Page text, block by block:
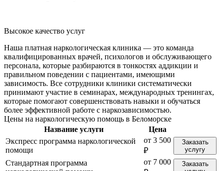
Высокое качество услуг
Наша платная наркологическая клиника — это команда
квалифицированных врачей, психологов и обслуживающего
персонала, которые разбираются в тонкостях аддикции и
правильном поведении с пациентами, имеющими
зависимость. Все сотрудники клиники систематически
принимают участие в семинарах, международных тренингах,
которые помогают совершенствовать навыки и обучаться
более эффективной работе с наркозависимостью.
Цены на наркологическую помощь в Беломорске
Название услуги
Цена
Экспресс программа наркологической
помощи
от 3 500
₽
Заказать
услугу
Стандартная программа
от 7 000
Заказать